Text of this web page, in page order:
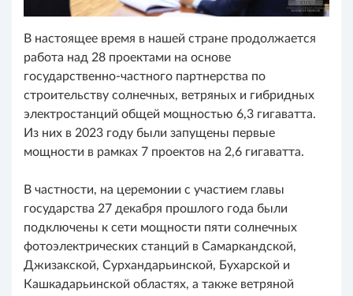
В настоящее время в нашей стране продолжается
работа над 28 проектами на основе
государственно-частного партнерства по
строительству солнечных, ветряных и гибридных
электростанций общей мощностью 6,3 гигаватта.
Из них в 2023 году были запущены первые
мощности в рамках 7 проектов на 2,6 гигаватта.
В частности, на церемонии с участием главы
государства 27 декабря прошлого года были
подключены к сети мощности пяти солнечных
фотоэлектрических станций в Самаркандской,
Джизакской, Сурхандарьинской, Бухарской и
Кашкадарьинской областях, а также ветряной